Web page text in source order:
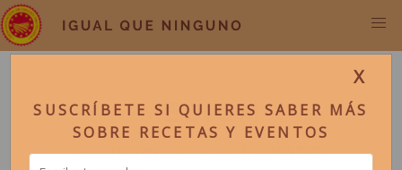
MEDIUM
EQUILIBRADO Y REFINADO
X
SUSCRÍBETE SI QUIERES SABER MÁS
SOBRE RECETAS Y EVENTOS